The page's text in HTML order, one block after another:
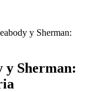
y Sherman:
y Sherman: